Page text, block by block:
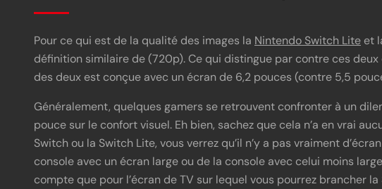
Pour ce qui est de la qualité des images la Nintendo Switch Lite et
définition similaire de (720p). Ce qui distingue par contre ces
des deux est conçue avec un écran de 6,2 pouces (contre 5,5
Généralement, quelques gamers se retrouvent confronter à un
pouce sur le confort visuel. Eh bien, sachez que cela n’a en vrai
Switch ou la Switch Lite, vous verrez qu’il n’y a pas vraiment
console avec un écran large ou de la console avec celui moins
compte que pour l’écran de TV sur lequel vous pourrez brancher